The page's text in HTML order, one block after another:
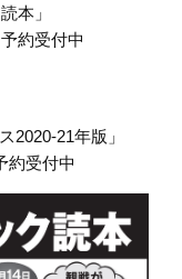
本」
約受付中
2020-21年版」
受付中